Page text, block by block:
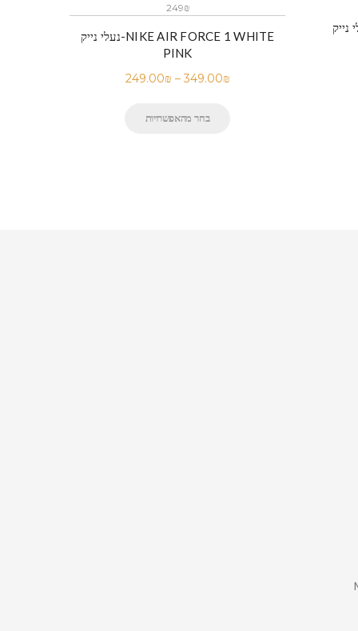
249₪
נעלי נייק-NIKE AIR FORCE 1 WHITE
PINK
249.00₪ – 349.00₪
בחר מהאפשרויות